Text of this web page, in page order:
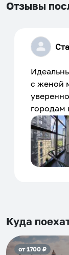
Отзывы
с женой
городам
только в
человек,
Куда
от1700₽